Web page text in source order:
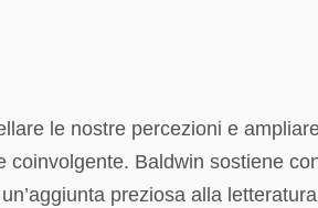
le nostre percezioni e
Baldwin sostiene
preziosa alla